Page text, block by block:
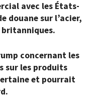
avec les États-
douane sur l’acier,
concernant les
sur les produits
et pourrait